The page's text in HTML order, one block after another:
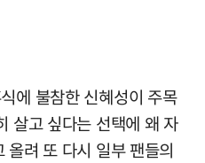
에 불참한 신혜성이 주목
살고 싶다는 선택에 왜 자
려 또 다시 일부 팬들의